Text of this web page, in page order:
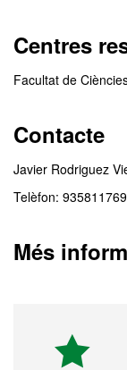
Centres
Facultat de
Contacte
Javier Rodriguez
Telèfon: 935811769
Més